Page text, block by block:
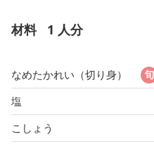
材料 1 人分
なめたかれい（切り身）
塩
こしょう